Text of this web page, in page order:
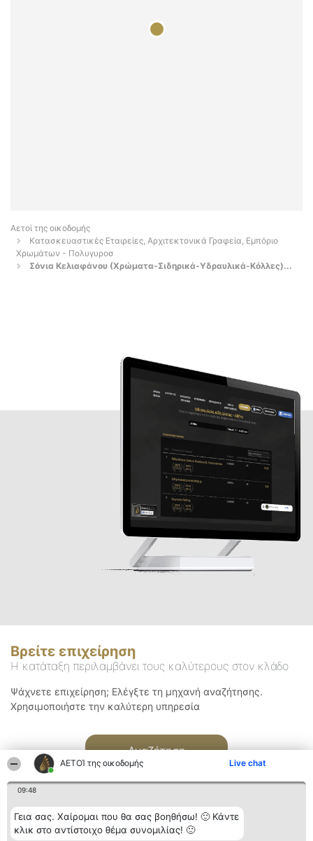
ΑΕΤΟΊ της οικοδομής Live chat
09:48
Γεια σας. Χαίρομαι που θα σας βοηθήσω! 🙂 Κάντε
κλικ στο αντίστοιχο θέμα συνομιλίας! 🙂
Αετοί της οικοδομής
Κατασκευαστικές Εταιρείες, Αρχιτεκτονικά Γραφεία, Εμπόριο
Χρωμάτων - Πολυγυροσ
Σόνια Κελιαφάνου (Χρώματα-Σιδηρικά-Υδραυλικά-Κόλλες)...
Βρείτε επιχείρηση
Η κατάταξη περιλαμβάνει τους καλύτερους στον κλάδο
Ψάχνετε επιχείρηση; Ελέγξτε τη μηχανή αναζήτησης.
Χρησιμοποιήστε την καλύτερη υπηρεσία
Αναζήτηση